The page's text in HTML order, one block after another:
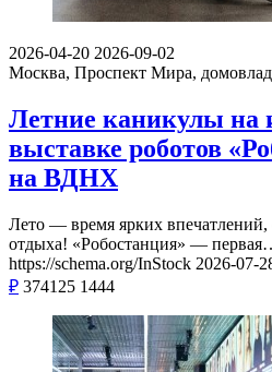
2026-04-20 2026-09-02
Москва, Проспект Мира,
Летние каникулы на
выставке роботов
на ВДНХ
Лето — время ярких
отдыха! «Робостанция» —
https://schema.org/InStock 2026-07-
₽ 374125 1444